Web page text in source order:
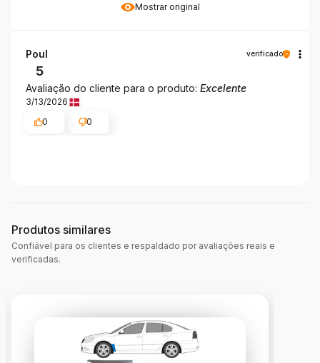
Mostrar original
Poul verificado
5
Avaliação do cliente para o produto: Excelente
3/13/2026
0
0
Produtos similares
Confiável para os clientes e respaldado por avaliações reais e
verificadas.